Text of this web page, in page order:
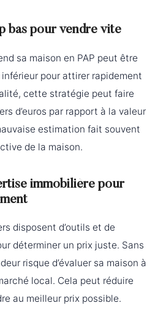
bas pour vendre vite
sa maison en PAP peut être
pour attirer rapidement
cette stratégie peut faire
d’euros par rapport à la valeur
estimation fait souvent
de la maison.
immobilière pour
disposent d’outils et de
déterminer un prix juste. Sans
risque d’évaluer sa maison à
local. Cela peut réduire
au meilleur prix possible.